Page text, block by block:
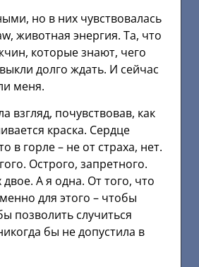
но в них чувствовалась
животная энергия. Та, что
которые знают, чего
долго ждать. И сейчас
меня.
взгляд, почувствовав, как
краска. Сердце
в горле – не от страха, нет.
Острого, запретного.
двое. А я одна. От того, что
для этого – чтобы
позволить случиться
бы не допустила в